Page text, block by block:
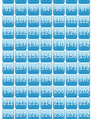
91
92 93 94 95 96
97
106 107 108 109 110 111 112
121 122 123 124 125 126 127
136 137 138 139 140 141 142
151 152 153 154 155 156 157
166 167 168 169 170 171 172
181 182 183 184 185 186 187
196 197 198 199 200 201 202
211 212 213 214 215 216 217
226 227 228 229 230 231 232